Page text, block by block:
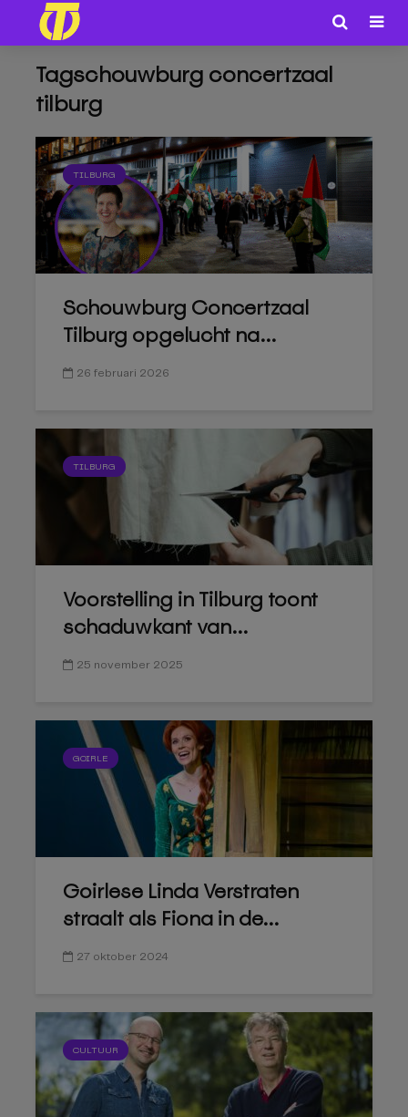
Tagschouwburg concertzaal
tilburg
TILBURG
Schouwburg Concertzaal
Tilburg opgelucht na...
26 februari 2026
TILBURG
Voorstelling in Tilburg toont
schaduwkant van...
25 november 2025
GOIRLE
Goirlese Linda Verstraten
straalt als Fiona in de...
27 oktober 2024
CULTUUR